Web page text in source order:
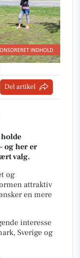
Del artikel
og her er
valg.
og
attraktiv
en mere
interesse
Sverige og